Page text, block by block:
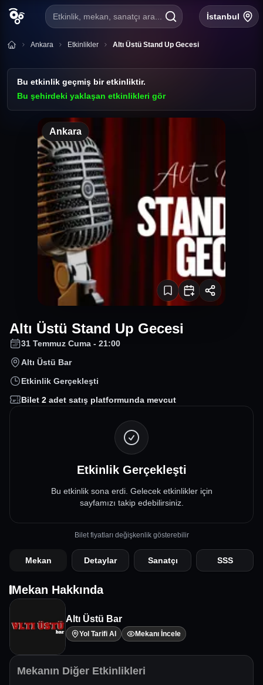
Etkinlik, mekan, sanatçı ara... İstanbul
Ankara Etkinlikler Altı Üstü Stand Up Gecesi
Bu etkinlik geçmiş bir etkinliktir.
Bu şehirdeki yaklaşan etkinlikleri gör
Ankara
Altı Üstü Stand Up Gecesi
31 Temmuz Cuma - 21:00
Altı Üstü Bar
Etkinlik Gerçekleşti
Bilet 2 adet satış platformunda mevcut
Etkinlik Gerçekleşti
Bu etkinlik sona erdi. Gelecek etkinlikler için
sayfamızı takip edebilirsiniz.
Bilet fiyatları değişkenlik gösterebilir
Mekan Detaylar Sanatçı SSS
Mekan Hakkında
Altı Üstü Bar
Yol Tarifi Al Mekanı İncele
Mekanın Diğer Etkinlikleri